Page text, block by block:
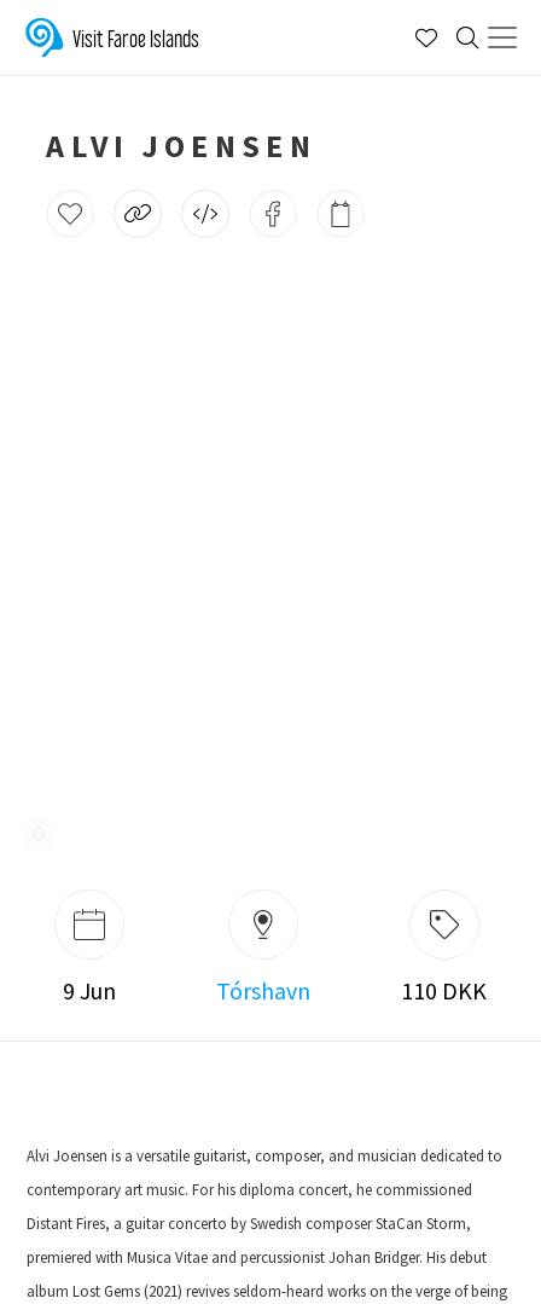
Visit Faroe Islands
ALVI JOENSEN
9 Jun Tórshavn 110 DKK
Alvi Joensen is a versatile guitarist, composer, and musician dedicated to
contemporary art music. For his diploma concert, he commissioned
Distant Fires, a guitar concerto by Swedish composer StaCan Storm,
premiered with Musica Vitae and percussionist Johan Bridger. His debut
album Lost Gems (2021) revives seldom-heard works on the verge of being